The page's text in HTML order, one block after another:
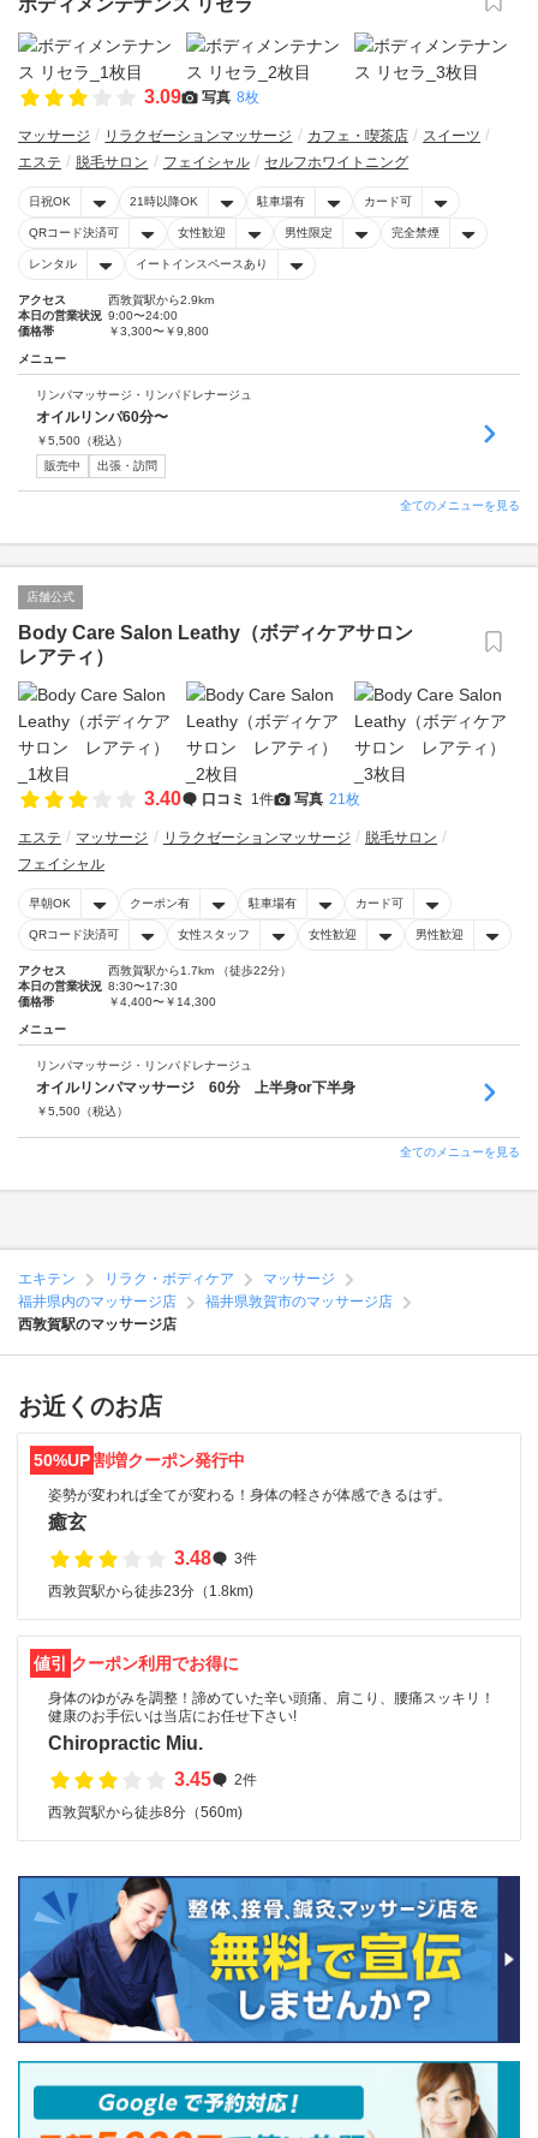
ボディメンテナンス リセラ
3.09 写真 8枚
マッサージ リラクゼーションマッサージ カフェ・喫茶店
スイーツ
エステ
脱毛サロン フェイシャル セルフホワイトニング
日祝OK 21時以降OK 駐車場有 カード可
QRコード決済可 女性歓迎 男性限定 完全禁煙
レンタル イートインスペースあり
アクセス
西敦賀駅から2.9km
本日の営業状況 9:00〜24:00
価格帯
￥3,300〜￥9,800
メニュー
リンパマッサージ・リンパドレナージュ
オイルリンパ60分〜
￥5,500 （税込）
販売中
出張・訪問
全てのメニューを見る
店舗公式
Body Care Salon Leathy（ボディケアサロン
レアティ）
3.40 口コミ 1件 写真 21枚
エステ マッサージ リラクゼーションマッサージ
脱毛サロン
フェイシャル
早朝OK クーポン有 駐車場有 カード可
QRコード決済可 女性スタッフ 女性歓迎 男性歓迎
アクセス
西敦賀駅から1.7km （徒歩22分）
本日の営業状況 8:30〜17:30
価格帯
￥4,400〜￥14,300
メニュー
リンパマッサージ・リンパドレナージュ
オイルリンパマッサージ 60分 上半身or下半身
￥5,500 （税込）
全てのメニューを見る
エキテン リラク・ボディケア
マッサージ
福井県内のマッサージ店
福井県敦賀市のマッサージ店
西敦賀駅のマッサージ店
お近くのお店
50%UP割増クーポン発行中
姿勢が変われば全てが変わる！身体の軽さが体感できるはず。
癒玄
3.48
3件
西敦賀駅から徒歩23分（1.8km)
値引 クーポン利用でお得に
身体のゆがみを調整！諦めていた辛い頭痛、肩こり、腰痛スッキリ！
健康のお手伝いは当店にお任せ下さい!
Chiropractic Miu.
3.45
2件
西敦賀駅から徒歩8分（560m)